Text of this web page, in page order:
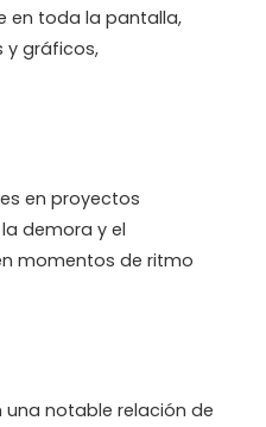
en toda la pantalla,
y gráficos,
en proyectos
demora y el
momentos de ritmo
notable relación de